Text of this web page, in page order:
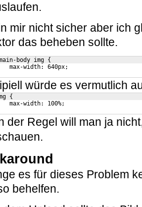
mir nicht sicher aber ich
das beheben sollte.
body img {
max-width: 640px;
würde es vermutlich
{
max-width: 100%;
der Regel will man ja
es für dieses Problem
behelfen.